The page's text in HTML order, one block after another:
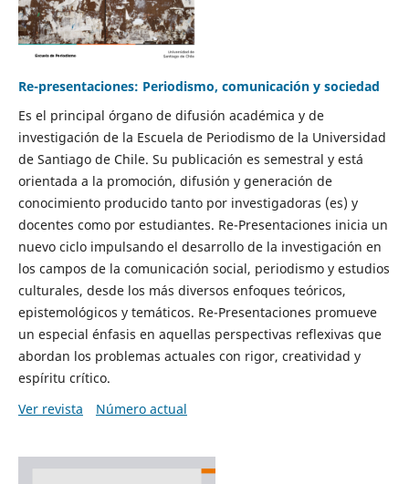
Re-presentaciones: Periodismo, comunicación y sociedad
Es el principal órgano de difusión académica y de
investigación de la Escuela de Periodismo de la Universidad
de Santiago de Chile. Su publicación es semestral y está
orientada a la promoción, difusión y generación de
conocimiento producido tanto por investigadoras (es) y
docentes como por estudiantes. Re-Presentaciones inicia un
nuevo ciclo impulsando el desarrollo de la investigación en
los campos de la comunicación social, periodismo y estudios
culturales, desde los más diversos enfoques teóricos,
epistemológicos y temáticos. Re-Presentaciones promueve
un especial énfasis en aquellas perspectivas reflexivas que
abordan los problemas actuales con rigor, creatividad y
espíritu crítico.
Ver revista
Número actual